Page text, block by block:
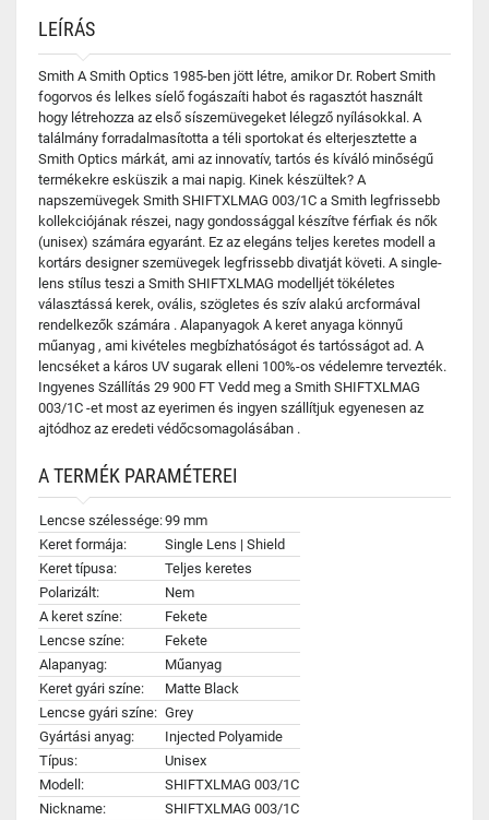
LEÍRÁS
Smith A Smith Optics 1985-ben jött létre, amikor Dr. Robert Smith
fogorvos és lelkes síelő fogászaíti habot és ragasztót használt
hogy létrehozza az első síszemüvegeket lélegző nyílásokkal. A
találmány forradalmasította a téli sportokat és elterjesztette a
Smith Optics márkát, ami az innovatív, tartós és kíváló minőségű
termékekre esküszik a mai napig. Kinek készültek? A
napszemüvegek Smith SHIFTXLMAG 003/1C a Smith legfrissebb
kollekciójának részei, nagy gondossággal készítve férfiak és nők
(unisex) számára egyaránt. Ez az elegáns teljes keretes modell a
kortárs designer szemüvegek legfrissebb divatját követi. A single-
lens stílus teszi a Smith SHIFTXLMAG modelljét tökéletes
választássá kerek, ovális, szögletes és szív alakú arcformával
rendelkezők számára . Alapanyagok A keret anyaga könnyű
műanyag , ami kivételes megbízhatóságot és tartósságot ad. A
lencséket a káros UV sugarak elleni 100%-os védelemre tervezték.
Ingyenes Szállítás 29 900 FT Vedd meg a Smith SHIFTXLMAG
003/1C -et most az eyerimen és ingyen szállítjuk egyenesen az
ajtódhoz az eredeti védőcsomagolásában .
A TERMÉK PARAMÉTEREI
Lencse szélessége:99 mm
Keret formája:
Single Lens | Shield
Keret típusa:
Teljes keretes
Polarizált:
Nem
A keret színe:
Fekete
Lencse színe:
Fekete
Alapanyag:
Műanyag
Keret gyári színe:
Matte Black
Lencse gyári színe: Grey
Gyártási anyag:
Injected Polyamide
Típus:
Unisex
Modell:
SHIFTXLMAG 003/1C
Nickname:
SHIFTXLMAG 003/1C